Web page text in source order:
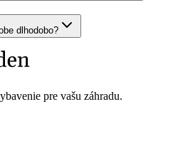
dlhodobo?
pre vašu záhradu.